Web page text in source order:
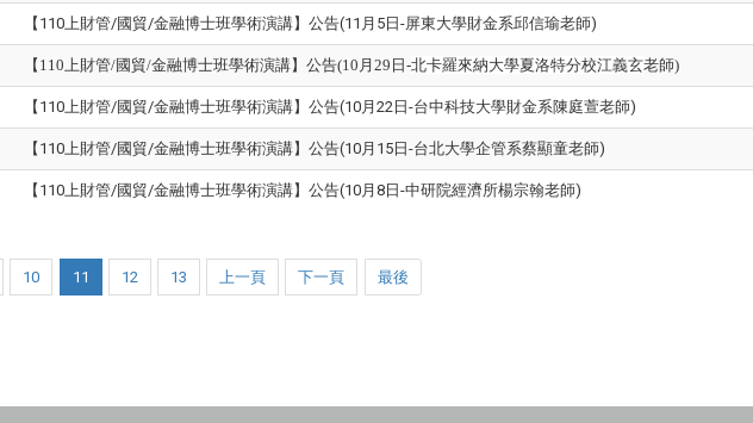
【110上財管/國貿/金融博士班學術演講】公告(11月5日-屏東大學財金系邱信瑜老師)
【110上財管/國貿/金融博士班學術演講】公告(10月29日-北卡羅來納大學夏洛特分校江義玄老師)
【110上財管/國貿/金融博士班學術演講】公告(10月22日-台中科技大學財金系陳庭萱老師)
【110上財管/國貿/金融博士班學術演講】公告(10月15日-台北大學企管系蔡顯童老師)
【110上財管/國貿/金融博士班學術演講】公告(10月8日-中研院經濟所楊宗翰老師)
10 11 12 13 上一頁 下一頁 最後